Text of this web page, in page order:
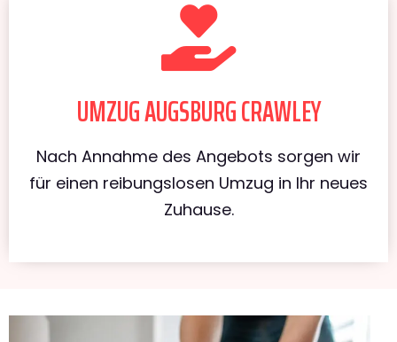
UMZUG AUGSBURG CRAWLEY
Nach Annahme des Angebots sorgen wir
für einen reibungslosen Umzug in Ihr neues
Zuhause.